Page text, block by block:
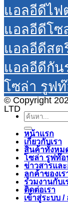
แอลอีดีไฟ
แอลอีดีโซ
แอลอีดีสต
แอลอีดีกัน
โซล่า รูฟ
© Copyright
LTD
ค้นหา:
หน้าแรก
เกี่ยวกับเรา
สินค้าทั้งหม
โซล่า รูฟท๊อ
ข่าวสารแล
ลูกค้าของเร
ร่วมงานกับเ
ติดต่อเรา
เข้าสู่ระบบ /